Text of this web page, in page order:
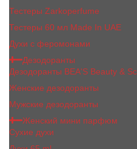
Тестеры Zarkoperfume
Тестеры 60 мл Made In UAE
Духи с феромонами
Дезодоранты
Дезодоранты BEA'S Beauty &
Женские дезодоранты
Мужские дезодоранты
Женский мини парфюм
Сухие духи